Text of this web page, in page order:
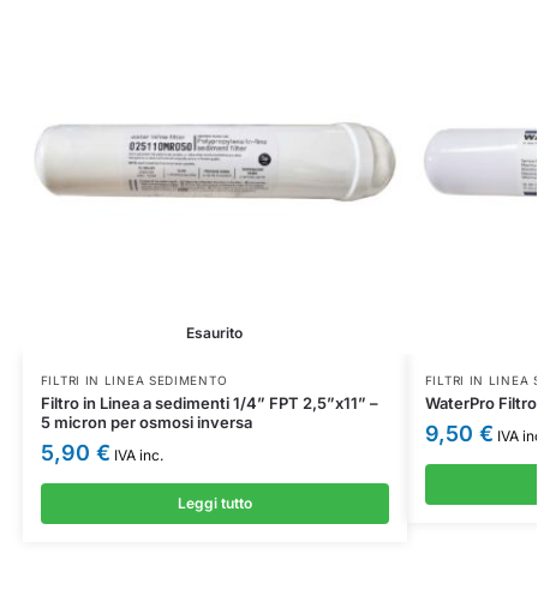
Esaurito
FILTRI IN LINEA SEDIMENTO
Filtro in Linea a sedimenti 1/4” FPT 2,5”x11” –
5 micron per osmosi inversa
5,90 € IVA inc.
Leggi tutto
FILTRI IN LINEA
WaterPro
9,50 € IVA